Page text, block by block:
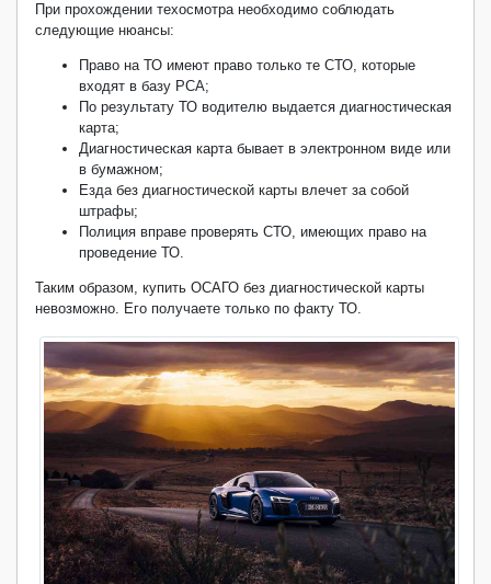
При прохождении техосмотра необходимо соблюдать
следующие нюансы:
Право на ТО имеют право только те СТО, которые
входят в базу РСА;
По результату ТО водителю выдается диагностическая
карта;
Диагностическая карта бывает в электронном виде или
в бумажном;
Езда без диагностической карты влечет за собой
штрафы;
Полиция вправе проверять СТО, имеющих право на
проведение ТО.
Таким образом, купить ОСАГО без диагностической карты
невозможно. Его получаете только по факту ТО.